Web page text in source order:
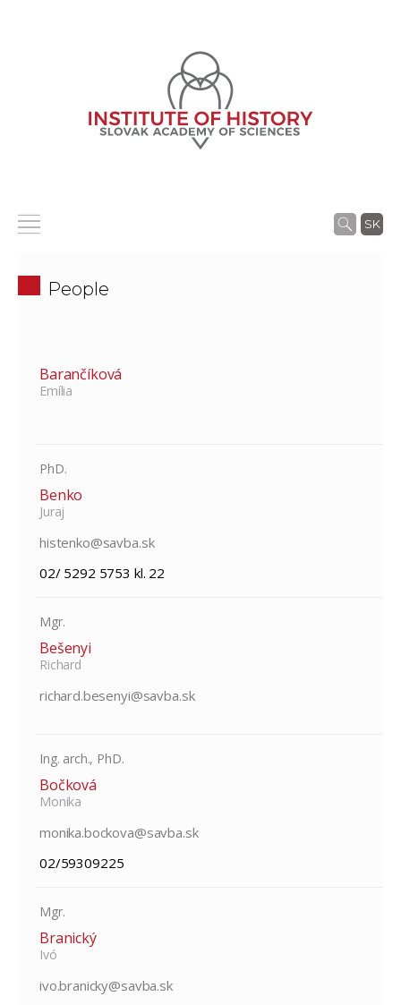
SK
People
Barančíková
Emília
PhD.
Benko
Juraj
histenko@savba.sk
02/ 5292 5753 kl. 22
Mgr.
Bešenyi
Richard
richard.besenyi@savba.sk
Ing. arch., PhD.
Bočková
Monika
monika.bockova@savba.sk
02/59309225
Mgr.
Branický
Ivó
ivo.branicky@savba.sk